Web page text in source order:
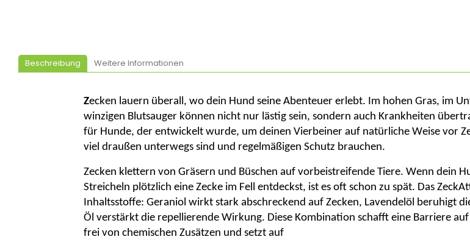
Beschreibung Weitere Informationen
Zecken lauern überall, wo dein Hund seine Abenteuer erlebt. Im hohen Gras, im
winzigen Blutsauger können nicht nur lästig sein, sondern auch Krankheiten
für Hunde, der entwickelt wurde, um deinen Vierbeiner auf natürliche Weise vor
viel draußen unterwegs sind und regelmäßigen Schutz brauchen.
Zecken klettern von Gräsern und Büschen auf vorbeistreifende Tiere. Wenn dein
Streicheln plötzlich eine Zecke im Fell entdeckst, ist es oft schon zu spät. Das
Inhaltsstoffe: Geraniol wirkt stark abschreckend auf Zecken, Lavendelöl beruhigt
Öl verstärkt die repellierende Wirkung. Diese Kombination schafft eine Barriere
frei von chemischen Zusätzen und setzt auf